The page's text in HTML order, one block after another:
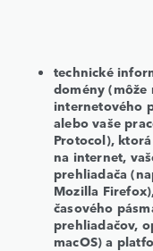
technické
domény
internetového
alebo vaše
Protocol),
na internet,
prehliadača
Mozilla
časového
prehliadačov,
macOS) a